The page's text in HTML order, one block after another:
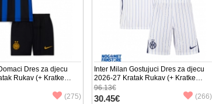
Dres za djecu
Rukav (+ Kratke
(275)
Inter Milan Gostujuci Dres za djecu
2026-27 Kratak Rukav (+ Kratke
hlače)
96.13€
30.45€ (266)